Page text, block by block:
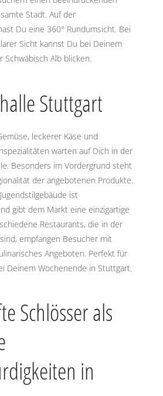
Stadt. Auf der
Du eine 360° Rundumsicht. Bei
Sicht kannst Du bei Deinem
Schwäbisch Alb blicken.
Stuttgart
leckerer Käse und
warten auf Dich in der
Besonders im Vordergrund steht
der angebotenen Produkte.
ist
gibt dem Markt eine einzigartige
Restaurants, die in der
empfangen Besucher mit
Angeboten. Perfekt für
Deinem Wochenende in Stuttgart.
Schlösser als
in